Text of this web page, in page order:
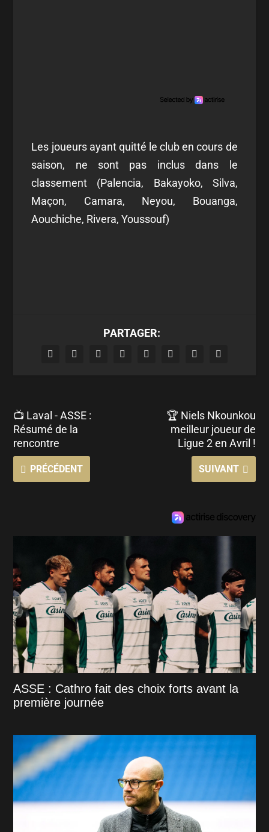
Les joueurs ayant quitté le club en cours de
saison, ne sont pas inclus dans le
classement (Palencia, Bakayoko, Silva,
Maçon, Camara, Neyou, Bouanga,
Aouchiche, Rivera, Youssouf)
PARTAGER:
📺 Laval - ASSE :
Résumé de la
rencontre
PRÉCÉDENT
🏆 Niels Nkounkou
meilleur joueur de
Ligue 2 en Avril !
SUIVANT
ASSE : Cathro fait des choix forts avant la
première journée